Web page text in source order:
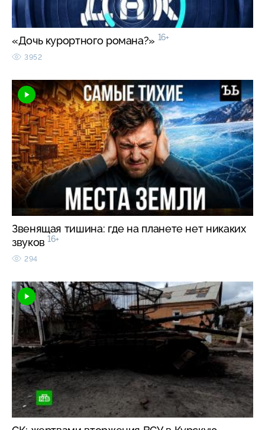
«Дочь курортного романа?» 16+
3952
Звенящая тишина: где на планете нет никаких
звуков 16+
294